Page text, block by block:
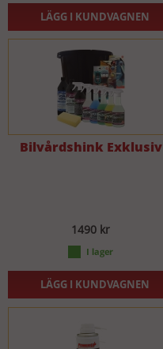
LÄGG I KUNDVAGNEN
Bilvårdshink Exklusiv
1490 kr
LÄGG I KUNDVAGNEN